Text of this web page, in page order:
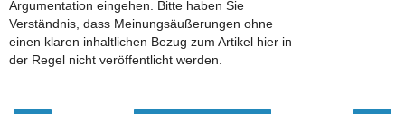
Argumentation eingehen. Bitte haben Sie
Verständnis, dass Meinungsäußerungen ohne
einen klaren inhaltlichen Bezug zum Artikel hier in
der Regel nicht veröffentlicht werden.